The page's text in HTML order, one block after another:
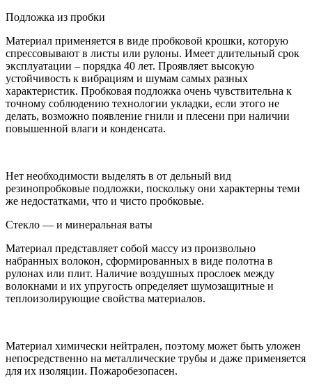
Подложка из пробки
Материал применяется в виде пробковой крошки, которую
спрессовывают в листы или рулоны. Имеет длительный срок
эксплуатации – порядка 40 лет. Проявляет высокую
устойчивость к вибрациям и шумам самых разных
характеристик. Пробковая подложка очень чувствительна к
точному соблюдению технологии укладки, если этого не
делать, возможно появление гнили и плесени при наличии
повышенной влаги и конденсата.
Нет необходимости выделять в от дельный вид
резинопробковые подложки, поскольку они характерны теми
же недостатками, что и чисто пробковые.
Стекло — и минеральная ваты
Материал представляет собой массу из произвольно
набранных волокон, сформированных в виде полотна в
рулонах или плит. Наличие воздушных прослоек между
волокнами и их упругость определяет шумозащитные и
теплоизолирующие свойства материалов.
Материал химически нейтрален, поэтому может быть уложен
непосредственно на металлические трубы и даже применяется
для их изоляции. Пожаробезопасен.